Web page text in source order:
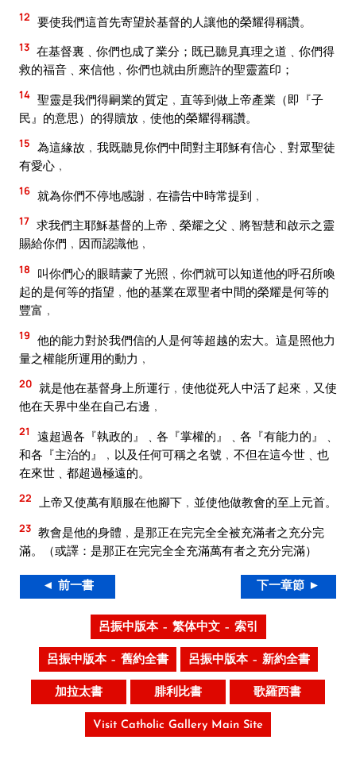
12 要使我們這首先寄望於基督的人讓他的榮耀得稱讚。
13 在基督裏﹑你們也成了業分；既已聽見真理之道﹑你們得
救的福音﹑來信他﹐你們也就由所應許的聖靈蓋印；
14 聖靈是我們得嗣業的質定﹐直等到做上帝產業（即『子
民』的意思）的得贖放﹐使他的榮耀得稱讚。
15 為這緣故﹐我既聽見你們中間對主耶穌有信心﹑對眾聖徒
有愛心﹐
16 就為你們不停地感謝﹐在禱告中時常提到﹐
17 求我們主耶穌基督的上帝﹑榮耀之父﹑將智慧和啟示之靈
賜給你們﹐因而認識他﹐
18
叫你們心的眼睛蒙了光照﹐你們就可以知道他的呼召所喚
起的是何等的指望﹐他的基業在眾聖者中間的榮耀是何等的
豐富﹐
19 他的能力對於我們信的人是何等超越的宏大。這是照他力
量之權能所運用的動力﹐
20 就是他在基督身上所運行﹐使他從死人中活了起來﹐又使
他在天界中坐在自己右邊﹐
21
遠超過各『執政的』﹑各『掌權的』﹑各『有能力的』﹑
和各『主治的』﹐以及任何可稱之名號﹐不但在這今世﹑也
在來世﹑都超過極遠的。
22 上帝又使萬有順服在他腳下﹐並使他做教會的至上元首。
23 教會是他的身體﹐是那正在完完全全被充滿者之充分完
滿。（或譯：是那正在完完全全充滿萬有者之充分完滿）
◄ 前一書 下一章節 ►
呂振中版本 – 繁体中文 – 索引
呂振中版本 – 舊約全書 呂振中版本 – 新約全書
加拉太書 腓利比書 歌羅西書
Visit Catholic Gallery Main Site